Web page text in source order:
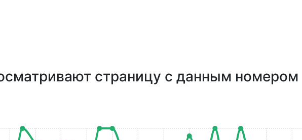
страницу с данным номером